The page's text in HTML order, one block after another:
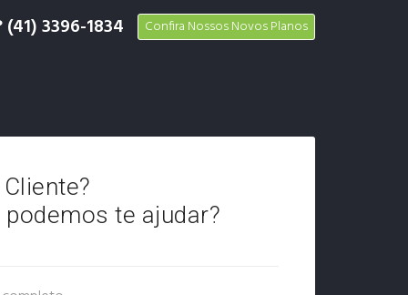
(41) 3396-1834 Confira Nossos Novos Planos
te ajudar?